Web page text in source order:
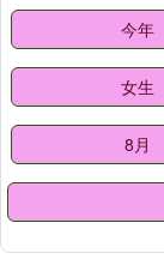
今年
女生
8月